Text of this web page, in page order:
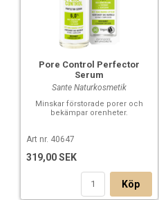
Pore Control Perfector
Serum
Sante Naturkosmetik
Minskar förstorade porer och
bekämpar orenheter.
Art nr. 40647
319,00 SEK
Köp